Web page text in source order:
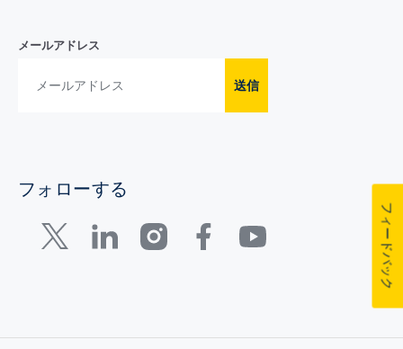
メールアドレス
送信
フォローする
フィードバック